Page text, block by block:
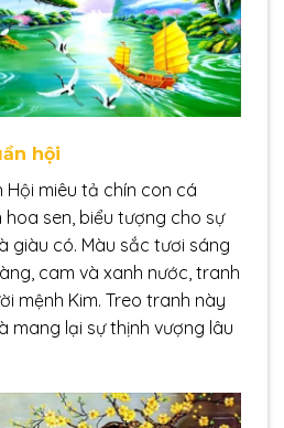
hội
Hội miêu tả chín con cá
sen, biểu tượng cho sự
giàu có. Màu sắc tươi sáng
cam và xanh nước, tranh
mệnh Kim. Treo tranh này
mang lại sự thịnh vượng lâu